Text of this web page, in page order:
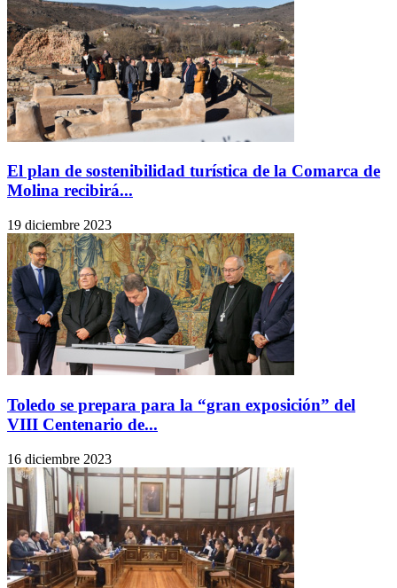
El plan de sostenibilidad turística de la Comarca de
Molina recibirá...
19 diciembre 2023
Toledo se prepara para la “gran exposición” del
VIII Centenario de...
16 diciembre 2023